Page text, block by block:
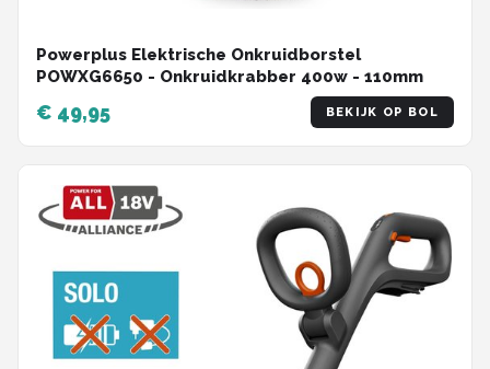
Powerplus Elektrische Onkruidborstel
POWXG6650 - Onkruidkrabber 400w - 110mm
€ 49,95 BEKIJK OP BOL